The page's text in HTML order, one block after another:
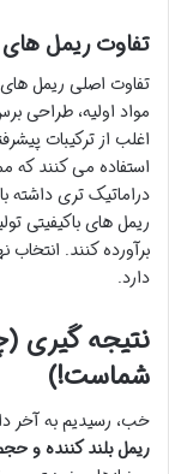
تفاوت ریمل
تفاوت اصلی ریمل
مواد اولیه، طراحی
اغلب از ترکیبات
استفاده می کنند که
دراماتیک تری داشته
ریمل های باکیفیتی
برآورده کنند.
دارد.
نتیجه گیری
شماست!)
خب، رسیدیم به آخر
ریمل بلند کننده و